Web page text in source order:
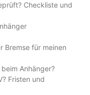
Checkliste und
Bremse für meinen
Anhänger?
Fristen und